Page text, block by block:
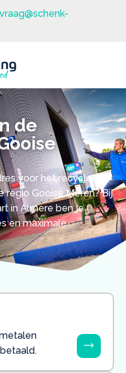
de
voor het recyclen
regio Gooise Meren? Bij
in Almere ben je
en maximale